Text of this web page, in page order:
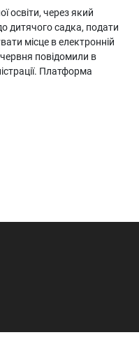
освіти, через який
дитячого садка, подати
місце в електронній
червня повідомили в
Платформа